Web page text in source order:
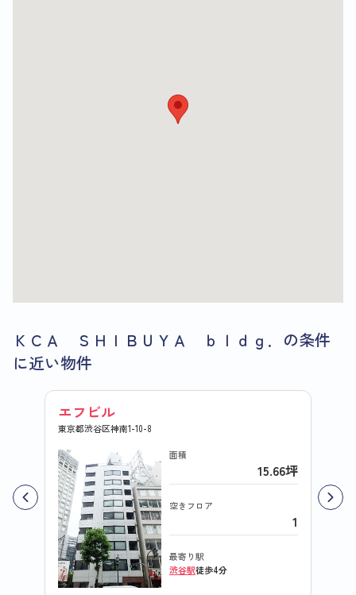
ＫＣＡ ＳＨＩＢＵＹＡ ｂｌｄｇ．の条件
に近い物件
エフビル
東京都渋谷区神南1-10-8
面積
15.66坪
空きフロア
1
最寄り駅
渋谷駅徒歩4分